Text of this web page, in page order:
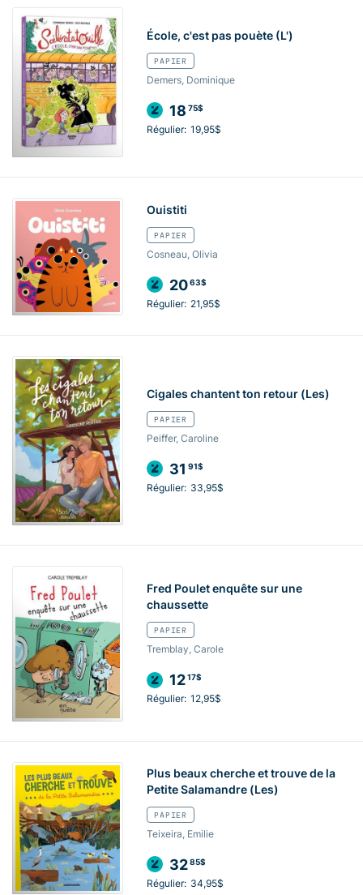
École, c'est pas pouète (L')
PAPIER
Demers, Dominique
18 75$
Régulier: 19,95$
Ouistiti
PAPIER
Cosneau, Olivia
2063$
Régulier: 21,95$
Cigales chantent ton retour (Les)
PAPIER
Peiffer, Caroline
31 91$
Régulier: 33,95$
Fred Poulet enquête sur une
chaussette
PAPIER
Tremblay, Carole
1217$
Régulier: 12,95$
Plus beaux cherche et trouve de la
Petite Salamandre (Les)
PAPIER
Teixeira, Emilie
3285$
Régulier: 34,95$